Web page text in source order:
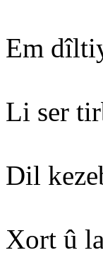
Em
Li ser
Dil
Xort û